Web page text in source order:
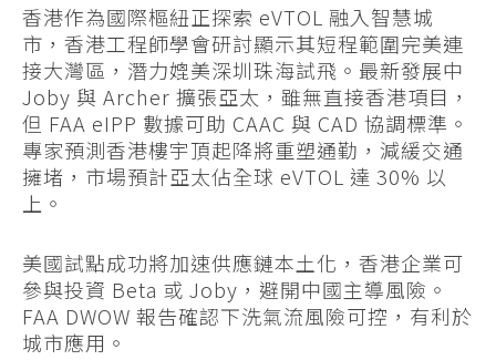
香港作為國際樞紐正探索 eVTOL 融入智慧城
市，香港工程師學會研討顯示其短程範圍完美連
接大灣區，潛力媲美深圳珠海試飛。最新發展中
Joby 與 Archer 擴張亞太，雖無直接香港項目，
但 FAA eIPP 數據可助 CAAC 與 CAD 協調標準。
專家預測香港樓宇頂起降將重塑通勤，減緩交通
擁堵，市場預計亞太佔全球 eVTOL 達 30% 以
上。
美國試點成功將加速供應鏈本土化，香港企業可
參與投資 Beta 或 Joby，避開中國主導風險。
FAA DWOW 報告確認下洗氣流風險可控，有利於
城市應用。